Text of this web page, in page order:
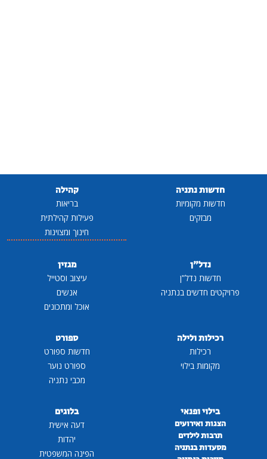
חדשות נתניה
חדשות מקומיות
מבזקים
קהילה
בריאות
פעילות קהילתית
חינוך ומצוינות
נדל"ן
חדשות נדל"ן
פרויקטים חדשים בנתניה
מגזין
עיצוב וסטייל
אנשים
אוכל ומתכונים
רכילות ולילה
רכילות
מקומות בילוי
ספורט
חדשות ספורט
ספורט נוער
מכבי נתניה
בילוי ופנאי
הצגות ואירועים
תרבות לילדים
מסעדות בנתניה
בלוגים
דעה אישית
יהדות
הפינה המשפטית